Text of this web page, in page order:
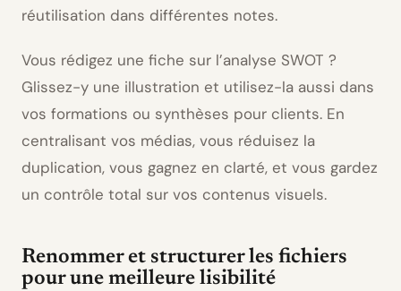
réutilisation dans différentes notes.
Vous rédigez une fiche sur l’analyse SWOT ?
Glissez-y une illustration et utilisez-la aussi dans
vos formations ou synthèses pour clients. En
centralisant vos médias, vous réduisez la
duplication, vous gagnez en clarté, et vous gardez
un contrôle total sur vos contenus visuels.
Renommer et structurer les fichiers
pour une meilleure lisibilité